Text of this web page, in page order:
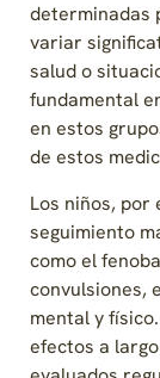
determinadas
variar
salud o
fundamental
en estos
de estos
Los niños, por
seguimiento
como el
convulsiones,
mental y
efectos a